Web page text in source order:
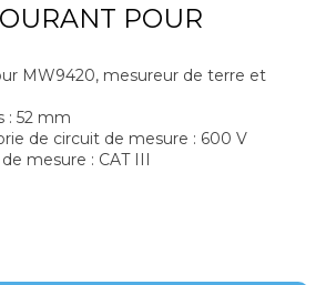
POUR
MW9420, mesureur de terre et
: 52 mm
de circuit de mesure : 600 V
mesure : CAT III